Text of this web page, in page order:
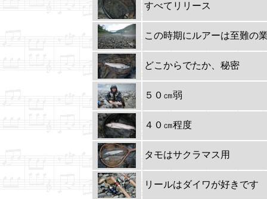
すべてリリース
この時期にルアーは至難の
どこからでたか、秘密
５０㎝弱
４０㎝程度
タモはサクラマス用
リールはダイワが好きです